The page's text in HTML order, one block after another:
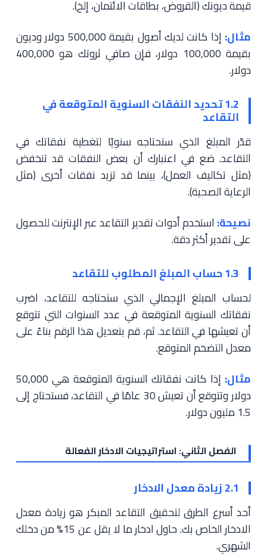
قيمة ديونك (القروض، بطاقات الائتمان، إلخ).
مثال:
إذا كانت لديك أصول بقيمة 500,000 دولار وديون
بقيمة 100,000 دولار، فإن صافي ثروتك هو 400,000
دولار.
1.2 تحديد النفقات السنوية المتوقعة في
التقاعد
قدّر المبلغ الذي ستحتاجه سنويًا لتغطية نفقاتك في
التقاعد. ضع في اعتبارك أن بعض النفقات قد تنخفض
(مثل تكاليف العمل)، بينما قد تزيد نفقات أخرى (مثل
الرعاية الصحية).
نصيحة: استخدم أدوات تقدير التقاعد عبر الإنترنت للحصول
على تقدير أكثر دقة.
1.3 حساب المبلغ المطلوب للتقاعد
لحساب المبلغ الإجمالي الذي ستحتاجه للتقاعد، اضرب
نفقاتك السنوية المتوقعة في عدد السنوات التي تتوقع
أن تعيشها في التقاعد. ثم، قم بتعديل هذا الرقم بناءً على
معدل التضخم المتوقع.
مثال:
إذا كانت نفقاتك السنوية المتوقعة هي 50,000
دولار وتتوقع أن تعيش 30 عامًا في التقاعد، فستحتاج إلى
1.5 مليون دولار.
الفصل الثاني: استراتيجيات الادخار الفعالة
2.1 زيادة معدل الادخار
أحد أسرع الطرق لتحقيق التقاعد المبكر هو زيادة معدل
الادخار الخاص بك. حاول ادخار ما لا يقل عن 15% من دخلك
الشهري.